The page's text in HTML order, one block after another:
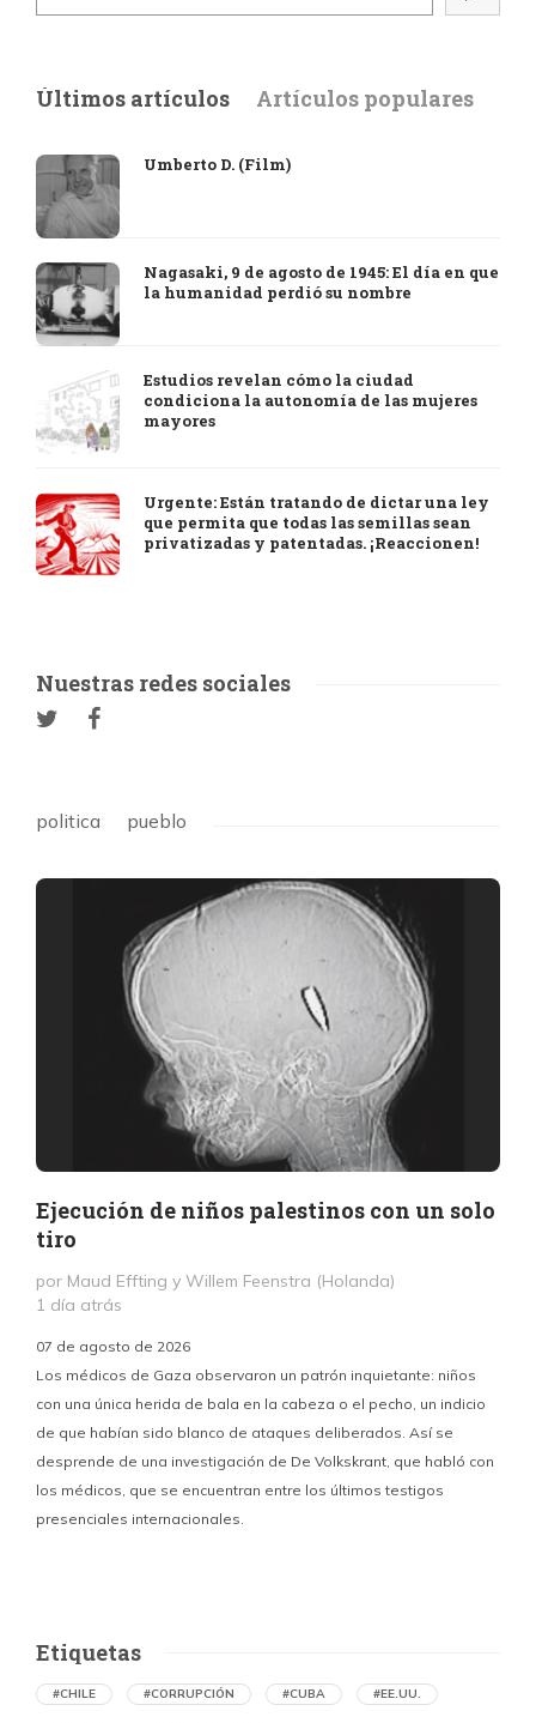
Últimos artículos Artículos populares
Umberto D. (Film)
Nagasaki, 9 de agosto de 1945: El día en que
la humanidad perdió su nombre
Estudios revelan cómo la ciudad
condiciona la autonomía de las mujeres
mayores
Urgente: Están tratando de dictar una ley
que permita que todas las semillas sean
privatizadas y patentadas. ¡Reaccionen!
Nuestras redes sociales
politica pueblo
Ejecución de niños palestinos con un solo
tiro
por Maud Effting y Willem Feenstra (Holanda)
1 día atrás
07 de agosto de 2026
Los médicos de Gaza observaron un patrón inquietante: niños
con una única herida de bala en la cabeza o el pecho, un indicio
de que habían sido blanco de ataques deliberados. Así se
desprende de una investigación de De Volkskrant, que habló con
los médicos, que se encuentran entre los últimos testigos
presenciales internacionales.
Etiquetas
#CHILE #CORRUPCIÓN #CUBA #EE.UU.